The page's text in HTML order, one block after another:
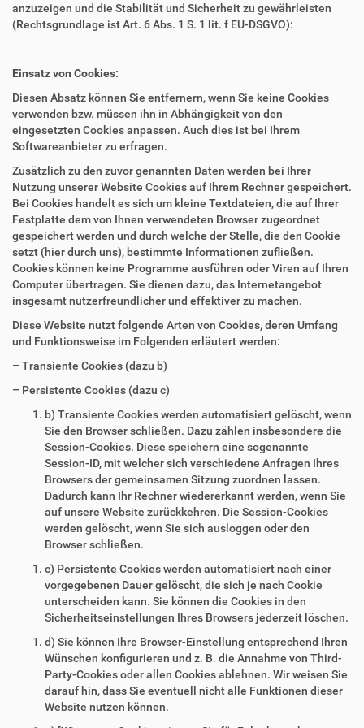
anzuzeigen und die Stabilität und Sicherheit zu gewährleisten
(Rechtsgrundlage ist Art. 6 Abs. 1 S. 1 lit. f EU-DSGVO):
Einsatz von Cookies:
Diesen Absatz können Sie entfernern, wenn Sie keine Cookies
verwenden bzw. müssen ihn in Abhängigkeit von den
eingesetzten Cookies anpassen. Auch dies ist bei Ihrem
Softwareanbieter zu erfragen.
Zusätzlich zu den zuvor genannten Daten werden bei Ihrer
Nutzung unserer Website Cookies auf Ihrem Rechner gespeichert.
Bei Cookies handelt es sich um kleine Textdateien, die auf Ihrer
Festplatte dem von Ihnen verwendeten Browser zugeordnet
gespeichert werden und durch welche der Stelle, die den Cookie
setzt (hier durch uns), bestimmte Informationen zufließen.
Cookies können keine Programme ausführen oder Viren auf Ihren
Computer übertragen. Sie dienen dazu, das Internetangebot
insgesamt nutzerfreundlicher und effektiver zu machen.
Diese Website nutzt folgende Arten von Cookies, deren Umfang
und Funktionsweise im Folgenden erläutert werden:
– Transiente Cookies (dazu b)
– Persistente Cookies (dazu c)
b) Transiente Cookies werden automatisiert gelöscht, wenn
Sie den Browser schließen. Dazu zählen insbesondere die
Session-Cookies. Diese speichern eine sogenannte
Session-ID, mit welcher sich verschiedene Anfragen Ihres
Browsers der gemeinsamen Sitzung zuordnen lassen.
Dadurch kann Ihr Rechner wiedererkannt werden, wenn Sie
auf unsere Website zurückkehren. Die Session-Cookies
werden gelöscht, wenn Sie sich ausloggen oder den
Browser schließen.
c) Persistente Cookies werden automatisiert nach einer
vorgegebenen Dauer gelöscht, die sich je nach Cookie
unterscheiden kann. Sie können die Cookies in den
Sicherheitseinstellungen Ihres Browsers jederzeit löschen.
d) Sie können Ihre Browser-Einstellung entsprechend Ihren
Wünschen konfigurieren und z. B. die Annahme von Third-
Party-Cookies oder allen Cookies ablehnen. Wir weisen Sie
darauf hin, dass Sie eventuell nicht alle Funktionen dieser
Website nutzen können.